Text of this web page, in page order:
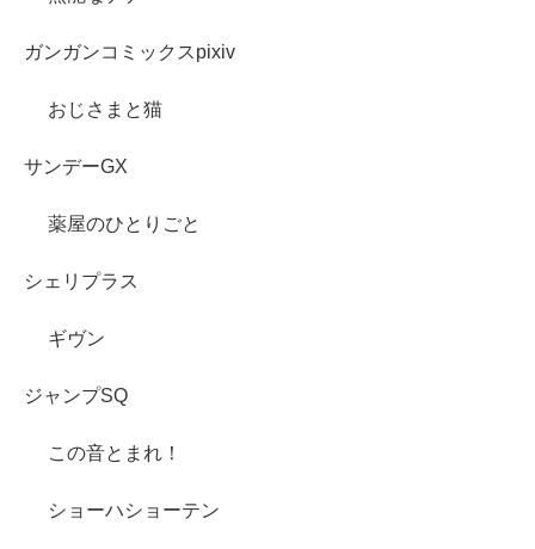
ガンガンコミックスpixiv
おじさまと猫
サンデーGX
薬屋のひとりごと
シェリプラス
ギヴン
ジャンプSQ
この音とまれ！
ショーハショーテン